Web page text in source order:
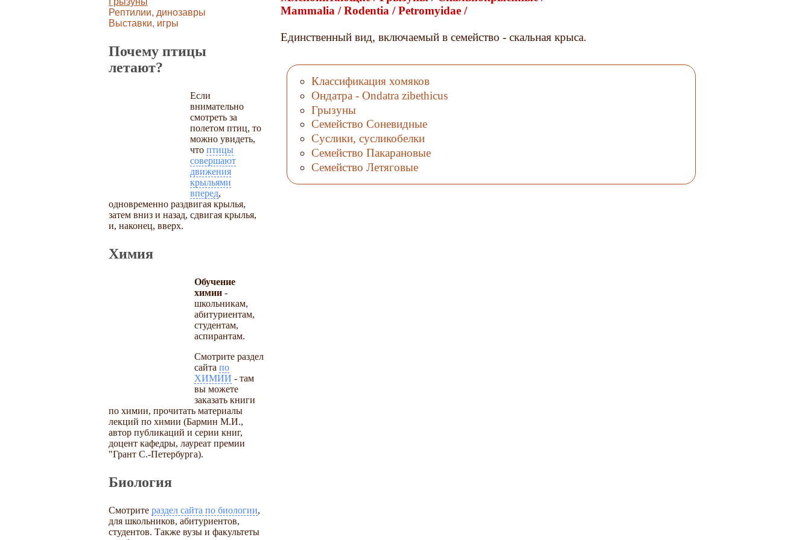
Рептилии, динозавры
Выставки, игры
Почему птицы
летают?
Если
внимательно
смотреть за
полетом птиц, то
можно увидеть,
что птицы
совершают
движения
крыльями
вперед,
одновременно раздвигая крылья,
затем вниз и назад, сдвигая крылья,
и, наконец, вверх.
Химия
Обучение
химии -
школьникам,
абитуриентам,
студентам,
аспирантам.
Смотрите раздел
сайта по
ХИМИИ - там
вы можете
заказать книги
по химии, прочитать материалы
лекций по химии (Бармин М.И.,
автор публикаций и серии книг,
доцент кафедры, лауреат премии
"Грант С.-Петербурга).
Биология
Смотрите раздел сайта по биологии,
для школьников, абитуриентов,
студентов. Также вузы и факультеты
Mammalia / Rodentia / Petromyidae /
Единственный вид, включаемый в семейство - скальная крыса.
Классификация хомяков
Ондатра - Ondatra zibethicus
Грызуны
Семейство Соневидные
Суслики, сусликобелки
Семейство Пакарановые
Семейство Летяговые